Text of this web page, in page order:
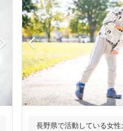
長野県で活動している女